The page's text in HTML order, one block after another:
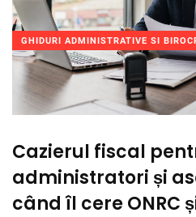
GHIDURI ADMINISTRATIVE SI
Cazierul fiscal
administratori și
când îl cere ONRC